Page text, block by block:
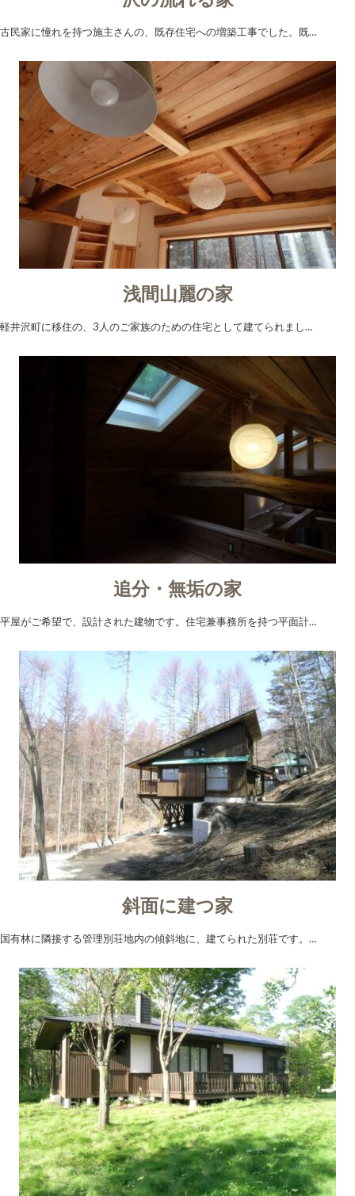
古民家に憧れを持つ施主さんの、既存住宅への増築工事でした。既…
浅間山麗の家
軽井沢町に移住の、3人のご家族のための住宅として建てられまし…
追分・無垢の家
平屋がご希望で、設計された建物です。住宅兼事務所を持つ平面計…
斜面に建つ家
国有林に隣接する管理別荘地内の傾斜地に、建てられた別荘です。…